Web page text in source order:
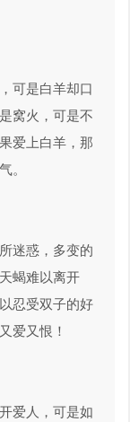
可是白羊却口
窝火，可是不
爱上白羊，那
。
迷惑，多变的
蝎难以离开
忍受双子的好
爱又恨！
爱人，可是如